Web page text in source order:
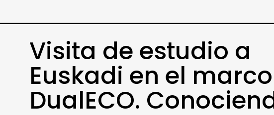
Visita de estudio a
Euskadi en el
DualECO.